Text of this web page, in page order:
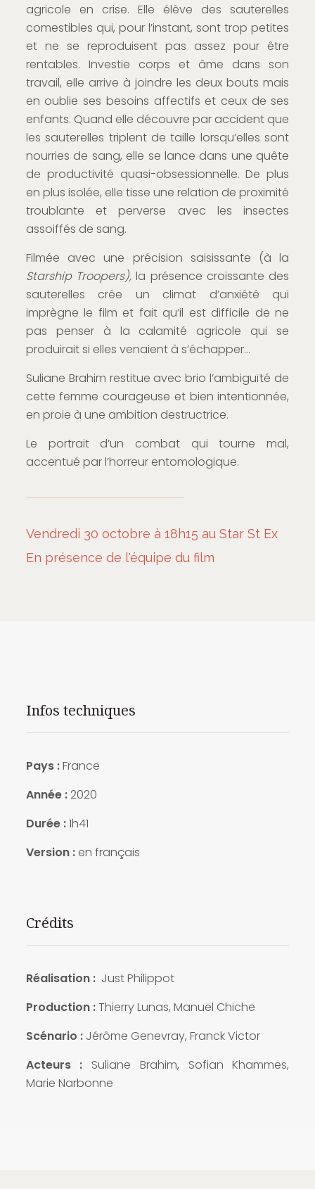
agricole en crise. Elle élève des sauterelles
comestibles qui, pour l’instant, sont trop petites
et ne se reproduisent pas assez pour être
rentables. Investie corps et âme dans son
travail, elle arrive à joindre les deux bouts mais
en oublie ses besoins affectifs et ceux de ses
enfants. Quand elle découvre par accident que
les sauterelles triplent de taille lorsqu’elles sont
nourries de sang, elle se lance dans une quête
de productivité quasi-obsessionnelle. De plus
en plus isolée, elle tisse une relation de proximité
troublante et perverse avec les insectes
assoiffés de sang.
Filmée avec une précision saisissante (à la
Starship Troopers),la présence croissante des
sauterelles crée un climat d’anxiété qui
imprègne le film et fait qu’il est difficile de ne
pas penser à la calamité agricole qui se
produirait si elles venaient à s’échapper…
Suliane Brahim restitue avec brio l’ambiguïté de
cette femme courageuse et bien intentionnée,
en proie à une ambition destructrice.
Le portrait d’un combat qui tourne mal,
accentué par l’horreur entomologique.
Vendredi 30 octobre à 18h15 au Star St Ex
En présence de l'équipe du film
Infos techniques
Pays :France
Année :2020
Durée :1h41
Version :en français
Crédits
Réalisation :Just Philippot
Production :Thierry Lunas, Manuel Chiche
Scénario : Jérôme Genevray, Franck Victor
Acteurs : Suliane Brahim, Sofian Khammes,
Marie Narbonne